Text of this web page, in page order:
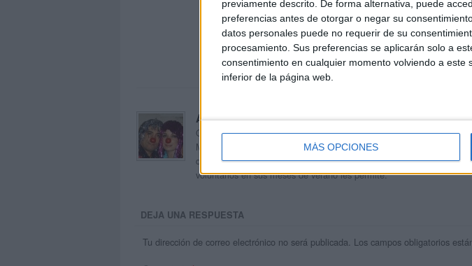
previamente descrito. De forma alternativa, puede
preferencias antes de otorgar o negar su
datos personales puede no requerir de su
procesamiento. Sus preferencias se aplicarán solo a
consentimiento en cualquier momento volviendo a
inferior de la página web.
MÁS OPCIONES
Acerca de orientacionandujar
Orientación Andújar no es solo un blog, es la apuesta personal de
Maribel, que además de ser pareja, son los encargados de los
dentro del blog y en el cual, vuelcan la mayor parte del tiempo, que
voluntarios en sus meses de verano les permite.
DEJA UNA RESPUESTA
Tu dirección de correo electrónico no será publicada. Los campos obligatorios